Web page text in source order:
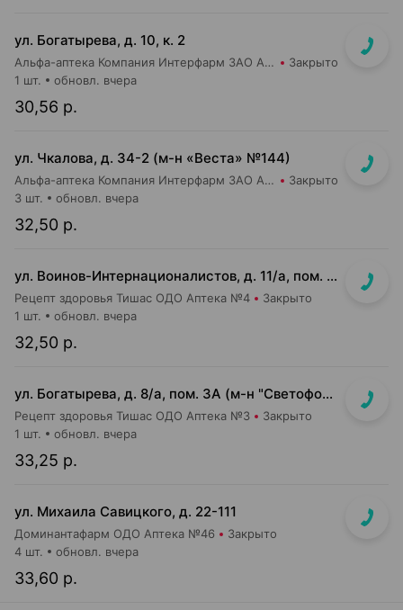
ул. Богатырева, д. 10, к. 2
Альфа-аптека Компания Интерфарм ЗАО Аптека №10 Закрыто
30,56 р.
1 шт. обновл. вчера
ул. Чкалова, д. 34-2 (м-н «Веста» №144)
Альфа-аптека Компания Интерфарм ЗАО Аптека №19 Закрыто
32,50 р.
3 шт. обновл. вчера
ул. Воинов-Интернационалистов, д. 11/а, пом. 2 (м-н "Копеечка")
Рецепт здоровья Тишас ОДО Аптека №4 Закрыто
32,50 р.
1 шт. обновл. вчера
ул. Богатырева, д. 8/а, пом. 3А (м-н "Светофор")
Рецепт здоровья Тишас ОДО Аптека №3 Закрыто
33,25 р.
1 шт. обновл. вчера
ул. Михаила Савицкого, д. 22-111
Доминантафарм ОДО Аптека №46 Закрыто
33,60 р.
4 шт. обновл. вчера